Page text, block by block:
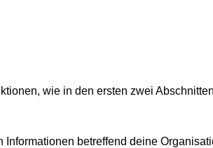
wie in den ersten zwei
Informationen betreffend deine